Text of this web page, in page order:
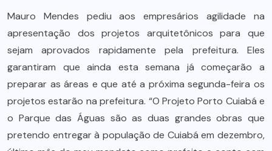
Mauro Mendes pediu aos empresários agilidade na
apresentação dos projetos arquitetônicos para que
sejam aprovados rapidamente pela prefeitura. Eles
garantiram que ainda esta semana já começarão a
preparar as áreas e que até a próxima segunda-feira os
projetos estarão na prefeitura. “O Projeto Porto Cuiabá e
o Parque das Águas são as duas grandes obras que
pretendo entregar à população de Cuiabá em dezembro,